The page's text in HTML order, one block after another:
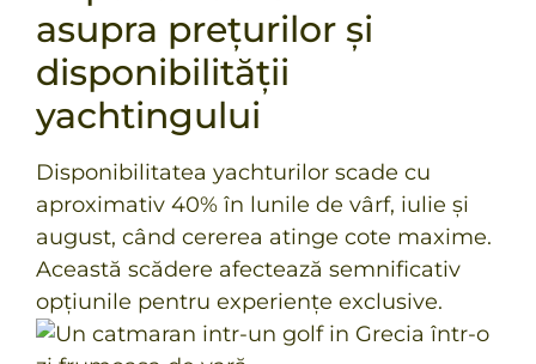
asupra prețurilor și
disponibilității
yachtingului
Disponibilitatea yachturilor scade cu
aproximativ 40% în lunile de vârf, iulie și
august, când cererea atinge cote maxime.
Această scădere afectează semnificativ
opțiunile pentru experiențe exclusive.